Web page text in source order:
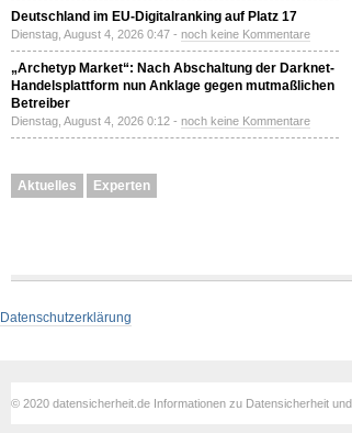
Deutschland im EU-Digitalranking auf Platz 17
Dienstag, August 4, 2026 0:47 - noch keine Kommentare
„Archetyp Market“: Nach Abschaltung der Darknet-
Handelsplattform nun Anklage gegen mutmaßlichen
Betreiber
Dienstag, August 4, 2026 0:12 - noch keine Kommentare
Aktuelles Experten
Datenschutzerklärung
© 2020 datensicherheit.de Informationen zu Datensicherheit